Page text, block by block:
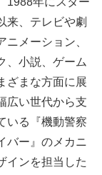
来、テレビや劇
ニメーション、
、小説、ゲーム
ざまな方面に展
広い世代から支
いる『機動警察
バー』のメカニ
インを担当した